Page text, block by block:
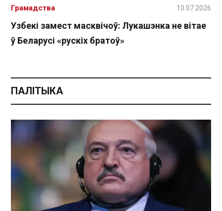
Узбекі замест масквічоў: Лукашэнка не вітае
ў Беларусі «рускіх братоў»
Грамадства 10.07.2026
ПАЛІТЫКА